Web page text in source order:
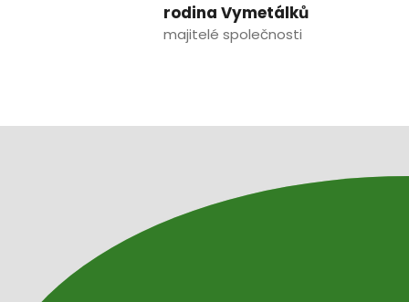
rodina Vymetálků
majitelé společnosti